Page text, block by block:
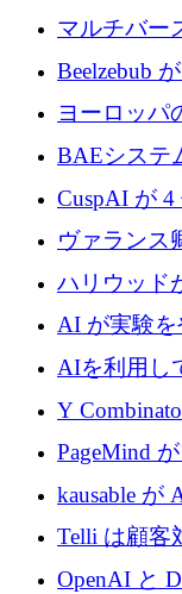
ン コンピュ
ビジョン
マルチバー
ンドで最大
Beelzebub
のために
ヨーロッパ
上の取引に
BAEシステ
子力タービ
テルスから
CuspAI が 4
Resist.UA
げ、DSIT
ヴァランス
スクフォー
ハリウッド
代わりにプ
AI が実験を
AIを利用し
国のヘルス
Y
メールを再
てステルス
PageMind
AI を拡張す
kausable が
1,200 万ユ
Telli は顧客
1,500 万ド
OpenAI と